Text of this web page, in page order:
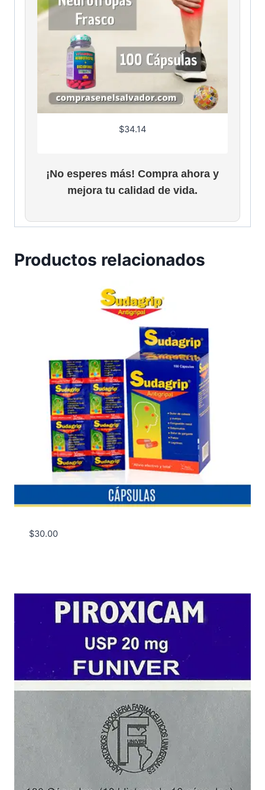
$34.14
¡No esperes más! Compra ahora y
mejora tu calidad de vida.
Productos relacionados
$30.00